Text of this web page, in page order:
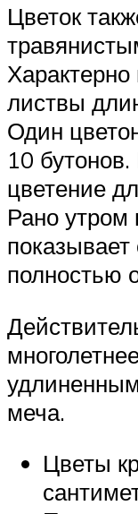
Цветок
листвы
Один
10
цветение
Рано утром
полностью
меча.
Цветы